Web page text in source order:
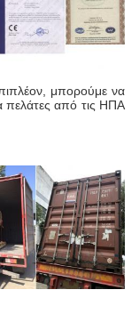
μπορούμε να
πελάτες από τις ΗΠΑ